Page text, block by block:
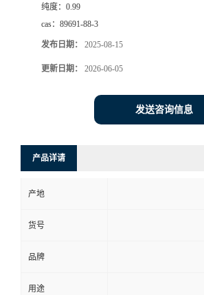
纯度： 0.99
cas： 89691-88-3
发布日期： 2025-08-15
更新日期： 2026-06-05
发送咨询信息
产品详请
产地
货号
品牌
用途